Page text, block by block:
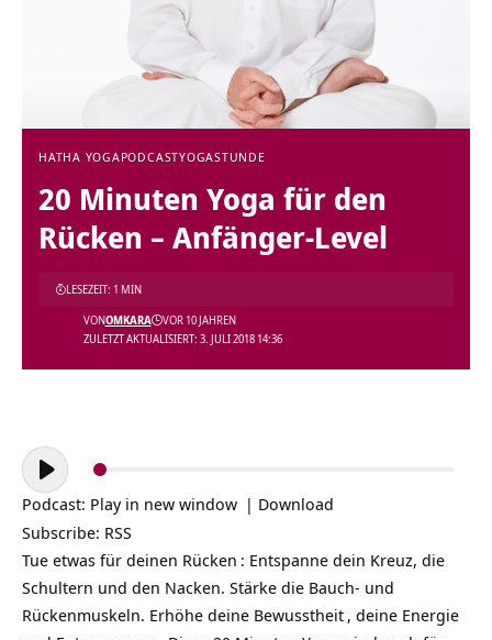
HATHA YOGAPODCASTYOGASTUNDE
20 Minuten Yoga für den
Rücken – Anfänger-Level
ZULETZT AKTUALISIERT: 3. JULI 2018 14:36
VONOMKARA VOR 10 JAHREN
LESEZEIT: 1 MIN
Audio-
Player
Podcast: Play in new window | Download
Subscribe: RSS
Tue etwas für deinen Rücken : Entspanne dein Kreuz, die
Schultern und den Nacken. Stärke die Bauch- und
Rückenmuskeln. Erhöhe deine Bewusstheit , deine Energie